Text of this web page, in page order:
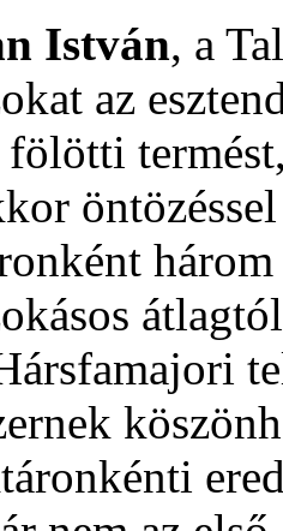
István, a
az
fölötti